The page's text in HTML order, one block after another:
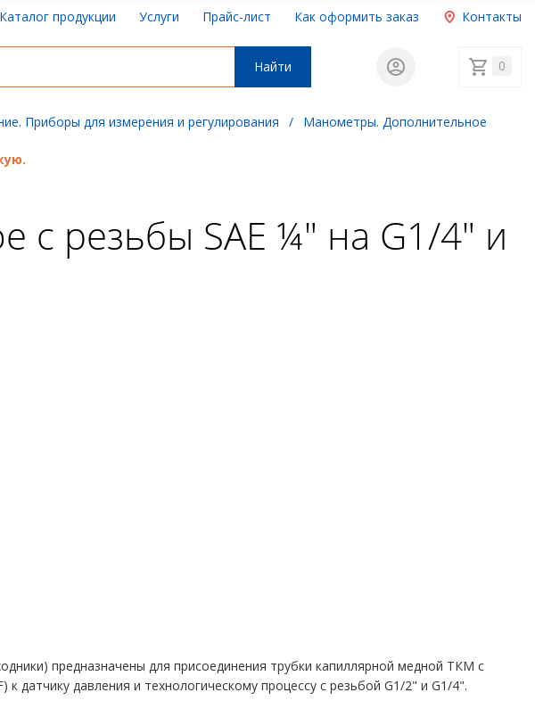
Каталог продукции Услуги Прайс-лист Как оформить заказ Контакты
0
Найти
Приборы для измерения и регулирования /
Манометры. Дополнительное
с резьбы SAE ¼" на G1/4" и
предназначены для присоединения трубки капиллярной медной ТКМ с
к датчику давления и технологическому процессу с резьбой G1/2" и G1/4".